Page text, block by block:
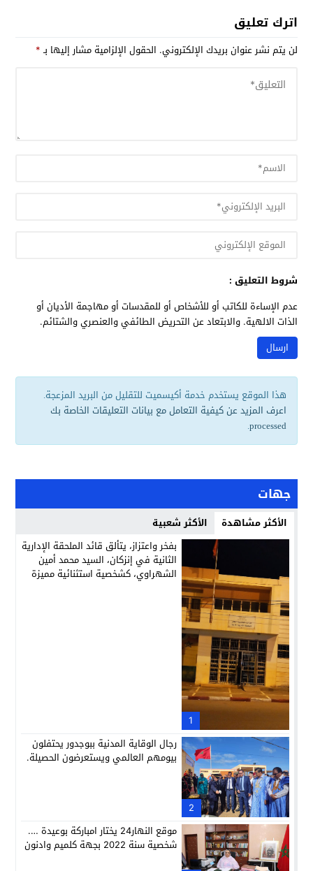
اترك تعليق
لن يتم نشر عنوان بريدك الإلكتروني. الحقول الإلزامية مشار إليها بـ*
شروط التعليق :
عدم الإساءة للكاتب أو للأشخاص أو للمقدسات أو مهاجمة الأديان أو
الذات الالهية. والابتعاد عن التحريض الطائفي والعنصري والشتائم.
هذا الموقع يستخدم خدمة أكيسميت للتقليل من البريد المزعجة.
اعرف المزيد عن كيفية التعامل مع بيانات التعليقات الخاصة بك
processed
.
جهات
الأكثر مشاهدة الأكثر شعبية
1
بفخر واعتزاز، يتألق قائد الملحقة الإدارية
الثانية في إنزكان، السيد محمد أمين
الشهراوي، كشخصية استثنائية مميزة
2
رجال الوقاية المدنية ببوجدور يحتفلون
بيومهم العالمي ويستعرضون الحصيلة.
موقع النهار24 يختار امباركة بوعيدة ….
شخصية سنة 2022 بجهة كلميم وادنون